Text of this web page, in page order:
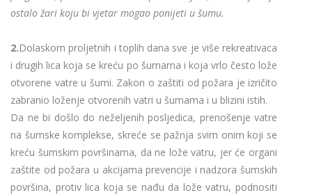
ostalo žari koju bi vjetar mogao ponijeti u šumu.
2.Dolaskom proljetnih i toplih dana sve je više rekreativaca
i drugih lica koja se kreću po šumama i koja vrlo često lože
otvorene vatre u šumi. Zakon o zaštiti od požara je izričito
zabranio loženje otvorenih vatri u šumama i u blizini istih.
Da ne bi došlo do neželjenih posljedica, prenošenje vatre
na šumske komplekse, skreće se pažnja svim onim koji se
kreću šumskim površinama, da ne lože vatru, jer će organi
zaštite od požara u akcijama prevencije i nadzora šumskih
površina, protiv lica koja se nađu da lože vatru, podnositi